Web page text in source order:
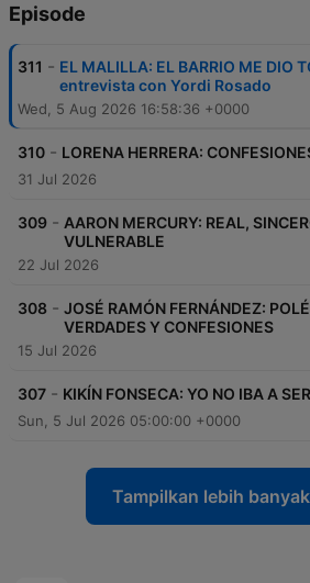
Episode
311 - EL MALILLA: EL BARRIO ME DIO
entrevista con Yordi Rosado
Wed, 5 Aug 2026 16:58:36 +0000
310 - LORENA HERRERA:
31 Jul 2026
309 - AARON MERCURY: REAL,
VULNERABLE
22 Jul 2026
308 - JOSÉ RAMÓN FERNÁNDEZ:
VERDADES Y CONFESIONES
15 Jul 2026
307 - KIKÍN FONSECA: YO NO IBA A
Sun, 5 Jul 2026 05:00:00 +0000
Tampilkan lebih